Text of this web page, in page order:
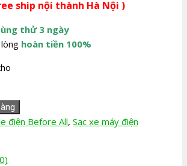
tại
là:
280.000,0₫.
ship nội thành Hà Nội )
thử 3 ngày
hoàn tiền 100%
điện Before All, Sạc xe máy điện